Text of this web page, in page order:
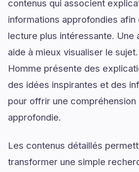
contenus qui associent
informations approfondies afin
lecture plus intéressante. Une
aide à mieux visualiser le
Homme présente des
des idées inspirantes et des
pour offrir une compréhension
approfondie.
Les contenus détaillés
transformer une simple